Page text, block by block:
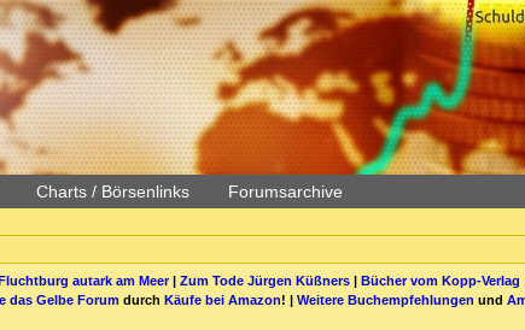
Charts / Börsenlinks Forumsarchive
autark am Meer| Zum Tode Jürgen Küßners| Bücher vom Kopp-
das Gelbe Forum durch Käufe bei Amazon! | Weitere Buchempfehlungen und